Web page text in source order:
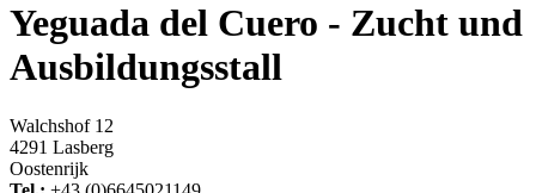
Yeguada del Cuero - Zucht und
Ausbildungsstall
Walchshof 12
4291 Lasberg
Oostenrijk